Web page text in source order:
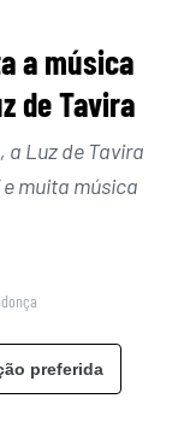
a música
de Tavira
a Luz de Tavira
muita música
preferida